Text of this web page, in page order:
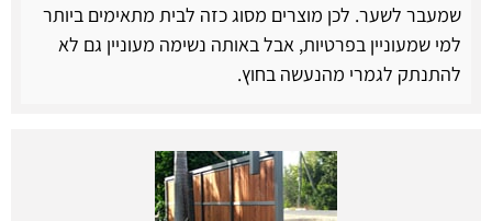
שמעבר לשער. לכן מוצרים מסוג כזה לבית מתאימים ביותר
למי שמעוניין בפרטיות, אבל באותה נשימה מעוניין גם לא
להתנתק לגמרי מהנעשה בחוץ.